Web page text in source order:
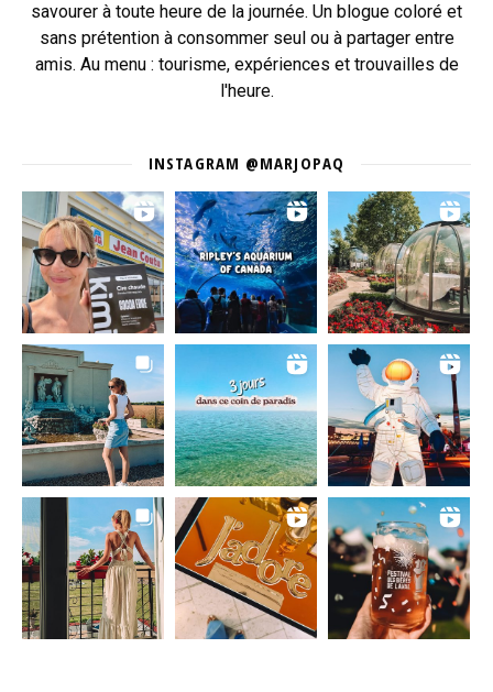
savourer à toute heure de la journée. Un blogue coloré et
sans prétention à consommer seul ou à partager entre
amis. Au menu : tourisme, expériences et trouvailles de
l'heure.
INSTAGRAM @MARJOPAQ